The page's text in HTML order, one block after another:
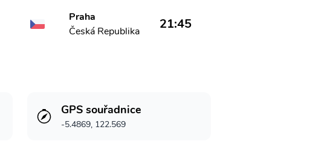
Praha
Česká Republika
21:45
GPS souřadnice
-5.4869, 122.569